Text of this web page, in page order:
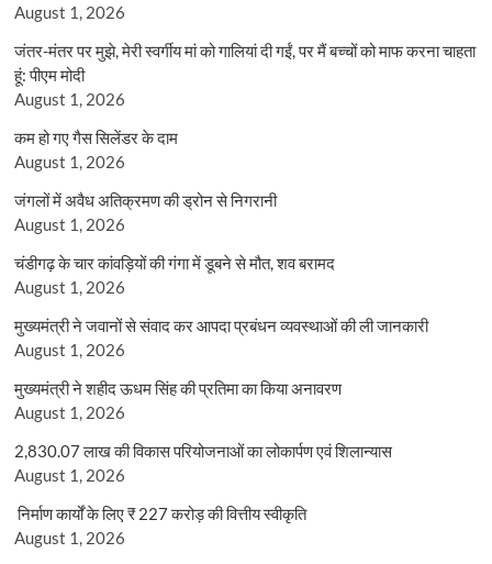
August 1, 2026
जंतर-मंतर पर मुझे, मेरी स्वर्गीय मां को गालियां दी गईं, पर मैं बच्चों को माफ करना चाहता
हूं: पीएम मोदी
August 1, 2026
कम हो गए गैस सिलेंडर के दाम
August 1, 2026
जंगलों में अवैध अतिक्रमण की ड्रोन से निगरानी
August 1, 2026
चंडीगढ़ के चार कांवड़ियों की गंगा में डूबने से मौत, शव बरामद
August 1, 2026
मुख्यमंत्री ने जवानों से संवाद कर आपदा प्रबंधन व्यवस्थाओं की ली जानकारी
August 1, 2026
मुख्यमंत्री ने शहीद ऊधम सिंह की प्रतिमा का किया अनावरण
August 1, 2026
2,830.07 लाख की विकास परियोजनाओं का लोकार्पण एवं शिलान्यास
August 1, 2026
निर्माण कार्यों के लिए ₹ 227 करोड़ की वित्तीय स्वीकृति
August 1, 2026